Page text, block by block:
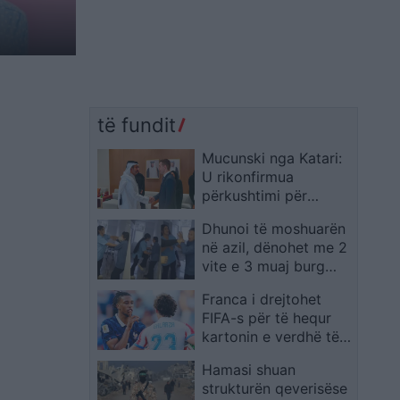
të fundit
Mucunski nga Katari:
U rikonfirmua
përkushtimi për
bashkëpunimit në
mbrojtje dhe siguri
Dhunoi të moshuarën
në azil, dënohet me 2
vite e 3 muaj burg
Pelaj
Franca i drejtohet
FIFA-s për të hequr
kartonin e verdhë të
ndeshjes me
Paraguain
Hamasi shuan
strukturën qeverisëse